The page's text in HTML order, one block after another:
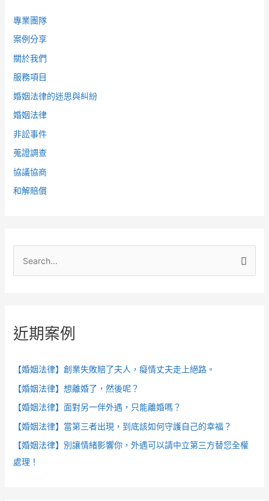
專業團隊
案例分享
關於我們
服務項目
婚姻法律的迷思與糾紛
婚姻法律
非訟事件
蒐證調查
協議協商
和解賠償
字
近期案例
【婚姻法律】創業失敗賠了夫人，癡情丈夫走上絕路。
【婚姻法律】想離婚了，然後呢？
【婚姻法律】面對另一伴外遇，只能離婚嗎？
【婚姻法律】當第三者出現，到底該如何守護自己的幸福？
【婚姻法律】別讓情緒影響你，外遇可以請中立第三方替您全權
處理！